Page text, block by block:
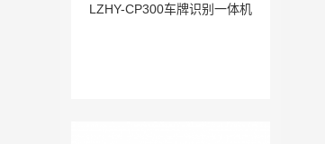
LZHY-CP300车牌识别一体机